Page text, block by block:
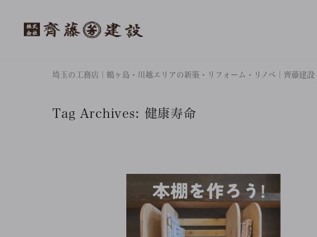
埼玉の工務店｜鶴ヶ島・川越エリアの新築・リフォーム・リノベ｜齊藤建設
Tag Archives: 健康寿命